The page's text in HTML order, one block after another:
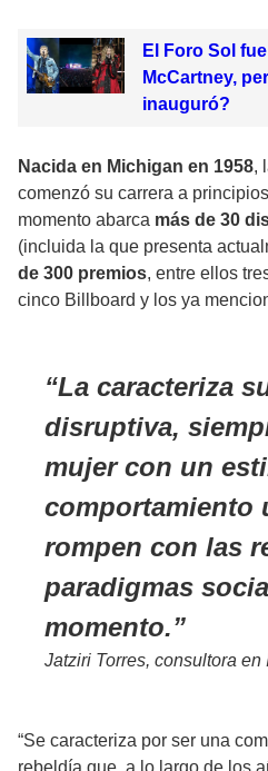
El Foro Sol
McCartney,
inauguró?
Nacida en Michigan en 1958,
comenzó su carrera a
momento abarca más de 30
(incluida la que presenta
de 300 premios, entre ellos
cinco Billboard y los ya
La caracteriza
disruptiva,
mujer con un
comportamiento
rompen con las
paradigmas
momento.
Jatziri Torres, consultora en
“Se caracteriza por ser una